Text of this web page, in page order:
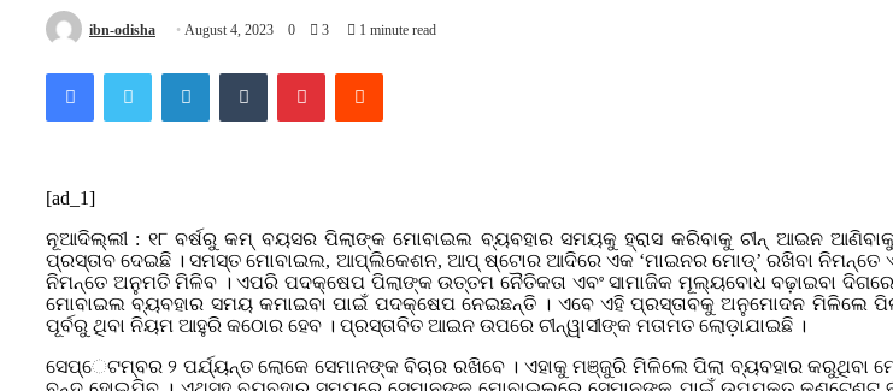
ibn-odisha August 4, 2023 0 3 1 minute read
FacebookTwitterLinkedInTumblrPinterestReddit
[ad_1]
ନୂଆଦିଲ୍ଲୀ : ୧୮ ବର୍ଷରୁ କମ୍ ବୟସର ପିଲାଙ୍କ ମୋବାଇଲ ବ୍ୟବହାର ସମୟକୁ ହ୍ରାସ କରିବାକୁ ଚୀନ୍ ଆଇନ
ପ୍ରସ୍ତାବ ଦେଇଛି । ସମସ୍ତ ମୋବାଇଲ, ଆପ୍ଲିକେଶନ, ଆପ୍ ଷ୍ଟୋର ଆଦିରେ ଏକ ‘ମାଇନର ମୋଡ୍‌’ ରଖିବା ନିମନ୍ତେ
ନିମନ୍ତେ ଅନୁମତି ମିଳିବ । ଏପରି ପଦକ୍ଷେପ ପିଲାଙ୍କ ଉତ୍ତମ ନୈତିକତା ଏବଂ ସାମାଜିକ ମୂଲ୍ୟବୋଧ ବଢ଼ାଇବା
ମୋବାଇଲ ବ୍ୟବହାର ସମୟ କମାଇବା ପାଇଁ ପଦକ୍ଷେପ ନେଇଛନ୍ତି । ଏବେ ଏହି ପ୍ରସ୍ତାବକୁ ଅନୁମୋଦନ ମିଳିଲେ
ପୂର୍ବରୁ ଥିବା ନିୟମ ଆହୁରି କଠୋର ହେବ । ପ୍ରସ୍ତାବିତ ଆଇନ ଉପରେ ଚୀନ୍ୱାସୀଙ୍କ ମତାମତ ଲୋଡ଼ାଯାଇଛି ।
ସେପ୍େଟମ୍ବର ୨ ପର୍ଯ୍ୟନ୍ତ ଲୋକେ ସେମାନଙ୍କ ବିଚାର ରଖିବେ । ଏହାକୁ ମଞ୍ଜୁରି ମିଳିଲେ ପିଲା ବ୍ୟବହାର